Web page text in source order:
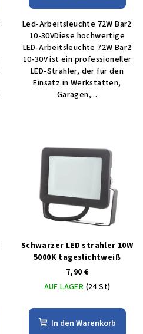
Led-Arbeitsleuchte 72W Bar2
10-30VDiese hochwertige
LED-Arbeitsleuchte 72W Bar2
10-30V ist ein professioneller
LED-Strahler, der für den
Einsatz in Werkstätten,
Garagen,...
Schwarzer LED strahler 10W
5000K tageslichtweiß
7,90 €
AUF LAGER (24 St)
In den Warenkorb